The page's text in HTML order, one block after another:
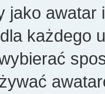
jako
każdego